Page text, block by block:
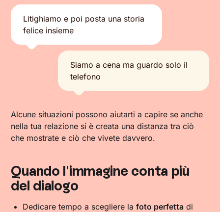
Litighiamo e poi posta una storia
felice insieme
Siamo a cena ma guardo solo il
telefono
Alcune situazioni possono aiutarti a capire se anche
nella tua relazione si è creata una distanza tra ciò
che mostrate e ciò che vivete davvero.
Quando l'immagine conta più
del dialogo
Dedicare tempo a scegliere lafoto perfetta di